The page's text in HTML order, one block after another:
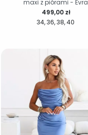
34 36 38 40
Cena
499,00 zł
maxi z piórami - Evra